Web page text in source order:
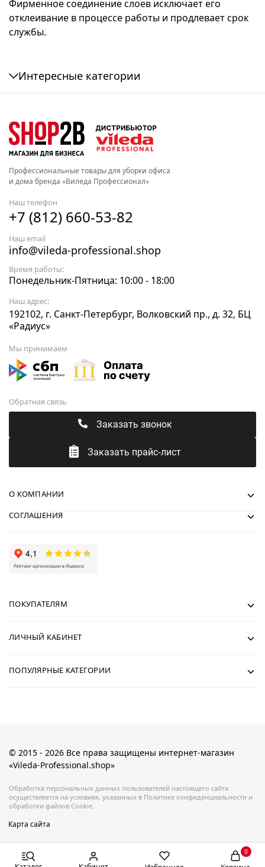
Фирменное соединение слоев исключает его
отклеивание в процессе работы и продлевает срок
службы.
Интересные категории
Профессиональные товары для уборки офиса
и дома бренда «Виледа Профессионал»
Наш телефон
+7 (812) 660-53-82
Наш email
info@vileda-professional.shop
Время работы:
Понедельник-Пятница: 10:00 - 18:00
Наш адрес:
192102, г. Санкт-Петербург, Волковский пр., д. 32, БЦ
«Радиус»
Мы принимаем
Обратная связь
Заказать звонок
Заказать прайс-лист
О КОМПАНИИ
СОГЛАШЕНИЯ
ПОКУПАТЕЛЯМ
ЛИЧНЫЙ КАБИНЕТ
ПОПУЛЯРНЫЕ КАТЕГОРИИ
© 2015 - 2026 Все права защищены интернет-магазин
«Vileda-Professional.shop»
Обработка персональных данных пользователей настоящего сайта
осуществляется на условиях, указанных в Политике конфиденциальности и
обработки файлов Cookie.
Карта сайта
0